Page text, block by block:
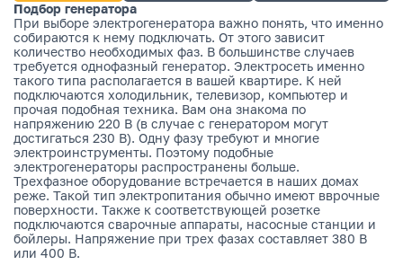
Подбор генератора
При выборе электрогенератора важно понять, что именно
собираются к нему подключать. От этого зависит
количество необходимых фаз. В большинстве случаев
требуется однофазный генератор. Электросеть именно
такого типа располагается в вашей квартире. К ней
подключаются холодильник, телевизор, компьютер и
прочая подобная техника. Вам она знакома по
напряжению 220 В (в случае с генератором могут
достигаться 230 В). Одну фазу требуют и многие
электроинструменты. Поэтому подобные
электрогенераторы распространены больше.
Трехфазное оборудование встречается в наших домах
реже. Такой тип электропитания обычно имеют вврочные
поверхности. Также к соответствующей розетке
подключаются сварочные аппараты, насосные станции и
бойлеры. Напряжение при трех фазах составляет 380 В
или 400 В.